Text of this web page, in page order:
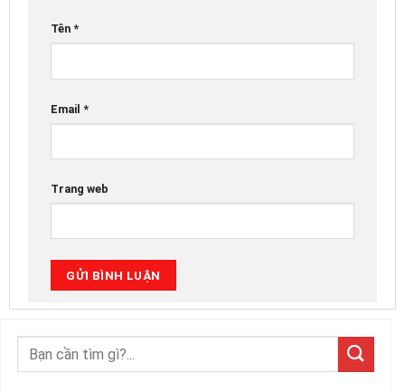
Tên *
Email *
Trang web